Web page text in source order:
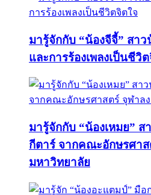
มารู้จักกับ “น้องจีจี้” สาว
และการร้องเพลงเป็นชีวิ
มารู้จักกับ “น้องเหมย” ส
กีตาร์ จากคณะอักษรศา
มหาวิทยาลัย